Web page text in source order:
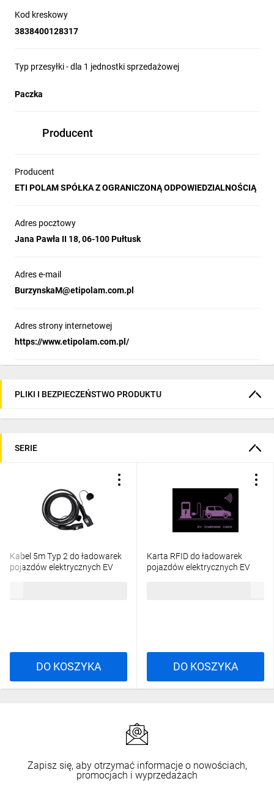
Kod kreskowy
3838400128317
Typ przesyłki - dla 1 jednostki sprzedażowej
Paczka
Producent
Producent
ETI POLAM SPÓŁKA Z OGRANICZONĄ ODPOWIEDZIALNOŚCIĄ
Adres pocztowy
Jana Pawła II 18, 06-100 Pułtusk
Adres e-mail
BurzynskaM@etipolam.com.pl
Adres strony internetowej
https://www.etipolam.com.pl/
PLIKI I BEZPIECZEŃSTWO PRODUKTU
SERIE
Kabel 5m Typ 2 do ładowarek
pojazdów elektrycznych EV
DO KOSZYKA
Karta RFID do ładowarek
pojazdów elektrycznych EV
DO KOSZYKA
Zapisz się, aby otrzymać informacje o nowościach,
promocjach i wyprzedażach